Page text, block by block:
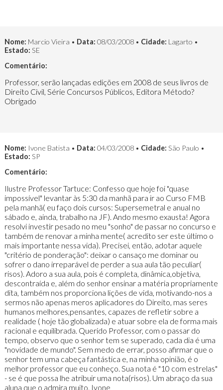
Nome: Marcio Vieira • Data: 08/03/2008 • Cidade: Lagarto •
Estado: SE
Comentário:
Professor, serão lançadas edições em 2008 de seus livros de
Direito Civil, Série Concursos Públicos, Editora Método?
Obrigado
Nome: Ivone Batista • Data: 04/03/2008 • Cidade: São Paulo •
Estado: SP
Comentário:
Ilustre Professor Tartuce: Confesso que hoje foi "quase
impossível" levantar às 5:30 da manhã para ir ao Curso FMB
pela manhã( eu faço dois cursos: Supersemetral e anual no
sábado e, ainda, trabalho na JF). Ando mesmo exausta! Agora
resolvi investir pesado no meu "sonho" de passar no concurso e
também de renovar a minha mente( acredito ser este último o
mais importante nessa vida). Precisei, então, adotar aquele
"critério de ponderação": deixar o cansaço me dominar ou
sofrer o dano irreparável de perder a sua aula tão peculiar(
risos). Adoro a sua aula, pois é completa, dinâmica,objetiva,
descontraída e, além do senhor ensinar a matéria propriamente
dita, também nos proporciona lições de vida, motivando-nos a
sermos não apenas meros aplicadores do Direito, mas seres
humanos melhores,pensantes, capazes de refletir sobre a
realidade ( hoje tão globalizada) e atuar sobre ela de forma mais
racional e equilibrada. Querido Professor, com o passar do
tempo, observo que o senhor tem se superado, cada dia é uma
"novidade de mundo". Sem medo de errar, posso afirmar que o
senhor tem uma cabeça fantástica e, na minha opinião, é o
melhor professor que eu conheço. Sua nota é "10 com estrelas"
- se é que possa lhe atribuir uma nota(risos). Um abraço da sua
aluna que o admira muito. Ivone